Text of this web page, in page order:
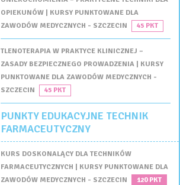
OPIEKUNÓW | KURSY PUNKTOWANE DLA
ZAWODÓW MEDYCZNYCH - SZCZECIN
45 PKT
TLENOTERAPIA W PRAKTYCE KLINICZNEJ –
ZASADY BEZPIECZNEGO PROWADZENIA | KURSY
PUNKTOWANE DLA ZAWODÓW MEDYCZNYCH -
SZCZECIN
45 PKT
PUNKTY EDUKACYJNE TECHNIK
FARMACEUTYCZNY
KURS DOSKONALĄCY DLA TECHNIKÓW
FARMACEUTYCZNYCH | KURSY PUNKTOWANE DLA
ZAWODÓW MEDYCZNYCH - SZCZECIN
120 PKT